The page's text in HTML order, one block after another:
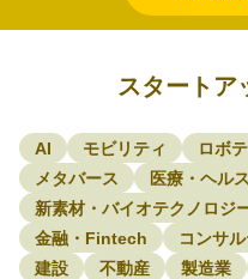
スタートア
AI モビリティ ロボ
メタバース
医療・ヘル
新素材・バイオテクノロジ
金融・Fintech
コンサ
建設
不動産 製造業